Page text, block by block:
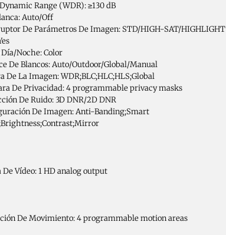
Range (WDR):≥130 dB
Auto/Off
De Parámetros De Imagen: STD/HIGH-SAT/HIGHLIGHT
Noche:Color
De Blancos:Auto/Outdoor/Global/Manual
De La Imagen:WDR;BLC;HLC;HLS;Global
De Privacidad:4 programmable privacy masks
De Ruido:3D DNR/2D DNR
De Imagen:Anti-Banding;Smart
De Vídeo:1 HD analog output
De Movimiento:4 programmable motion areas